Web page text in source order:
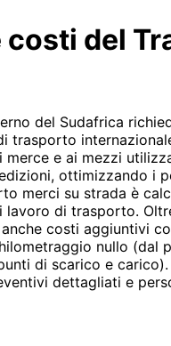
costi del
del Sudafrica
trasporto
e ai mezzi
ottimizzando i
merci su strada è
lavoro di trasporto.
costi aggiuntivi
nullo (dal
di scarico e
dettagliati e